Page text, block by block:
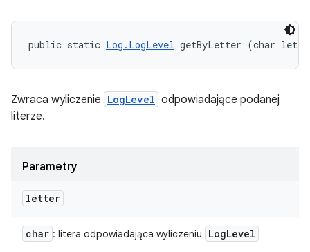
public static Log.LogLevel getByLetter (char
Zwraca wyliczenie LogLevel odpowiadające podanej
literze.
Parametry
letter
char : litera odpowiadająca wyliczeniu LogLevel